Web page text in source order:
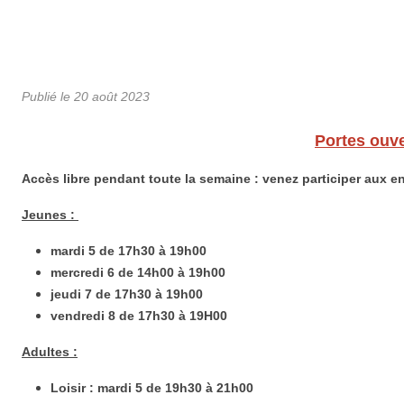
Publié le 20 août 2023
Portes
Accès libre pendant toute la semaine : venez participer aux
Jeunes :
mardi 5 de 17h30 à 19h00
mercredi 6 de 14h00 à 19h00
jeudi 7 de 17h30 à 19h00
vendredi 8 de 17h30 à 19H00
Adultes :
Loisir : mardi 5 de 19h30 à 21h00